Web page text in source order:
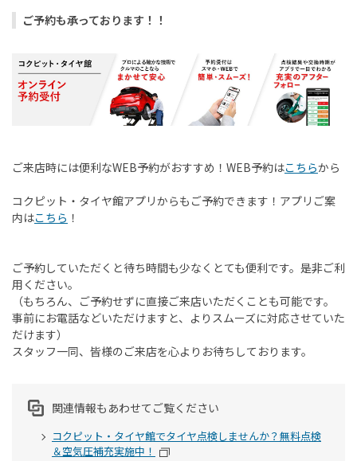
ご予約も承っております！！
ご来店時には便利なWEB予約がおすすめ！ WEB予約はこちらから
コクピット・タイヤ館アプリからもご予約できます！アプリご案
内はこちら ！
ご予約していただくと待ち時間も少なくとても便利です。是非ご利
用ください。
（もちろん、ご予約せずに直接ご来店いただくことも可能です。
事前にお電話などいただけますと、よりスムーズに対応させていた
だけます）
スタッフ一同、皆様のご来店を心よりお待ちしております。
関連情報もあわせてご覧ください
コクピット・タイヤ館でタイヤ点検しませんか？無料点検
＆空気圧補充実施中！